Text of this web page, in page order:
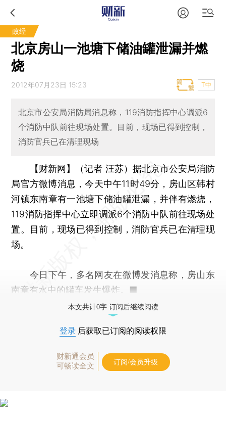
政经
北京房山一池塘下储油罐泄漏并燃
烧
2012年07月23日 15:23 T中
北京市公安局消防局消息称，119消防指挥中心调派6
个消防中队前往现场处置。目前，现场已得到控制，
消防官兵已在清理现场
【财新网】（记者 汪苏） 据北京市公安局消防
局官方微博消息，今天中午11时49分，房山区韩村
河镇东南章有一池塘下储油罐泄漏，并伴有燃烧，
119消防指挥中心立即调派6个消防中队前往现场处
置。目前，现场已得到控制，消防官兵已在清理现
场。
今日下午，多名网友在微博发消息称，房山东
南章有水中的罐车发生爆炸。■
本文共计0字 订阅后继续阅读
登录 后获取已订阅的阅读权限
财新通会员
可畅读全文
订阅/会员升级